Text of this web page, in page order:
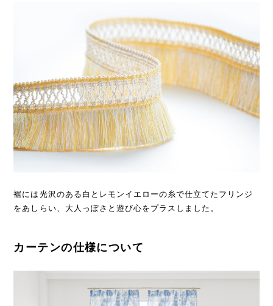
裾には光沢のある白とレモンイエローの糸で仕立てたフリンジ
をあしらい、大人っぽさと遊び心をプラスしました。
カーテンの仕様について